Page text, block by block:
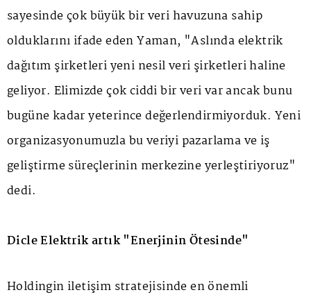
sayesinde çok büyük bir veri havuzuna sahip
olduklarını ifade eden Yaman, "Aslında elektrik
dağıtım şirketleri yeni nesil veri şirketleri haline
geliyor. Elimizde çok ciddi bir veri var ancak bunu
bugüne kadar yeterince değerlendirmiyorduk. Yeni
organizasyonumuzla bu veriyi pazarlama ve iş
geliştirme süreçlerinin merkezine yerleştiriyoruz"
dedi.
Dicle Elektrik artık "Enerjinin Ötesinde"
Holdingin iletişim stratejisinde en önemli